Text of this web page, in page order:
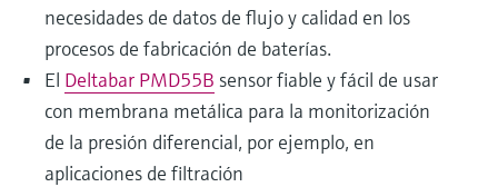
necesidades de datos de flujo y calidad en los
procesos de fabricación de baterías.
El Deltabar PMD55B sensor fiable y fácil de usar
con membrana metálica para la monitorización
de la presión diferencial, por ejemplo, en
aplicaciones de filtración